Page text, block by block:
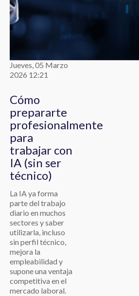
Jueves, 05 Marzo
2026 12:21
Cómo
prepararte
profesionalmente
para
trabajar con
IA (sin ser
técnico)
La IA ya forma
parte del trabajo
diario en muchos
sectores y saber
utilizarla, incluso
sin perfil técnico,
mejora la
empleabilidad y
supone una ventaja
competitiva en el
mercado laboral.